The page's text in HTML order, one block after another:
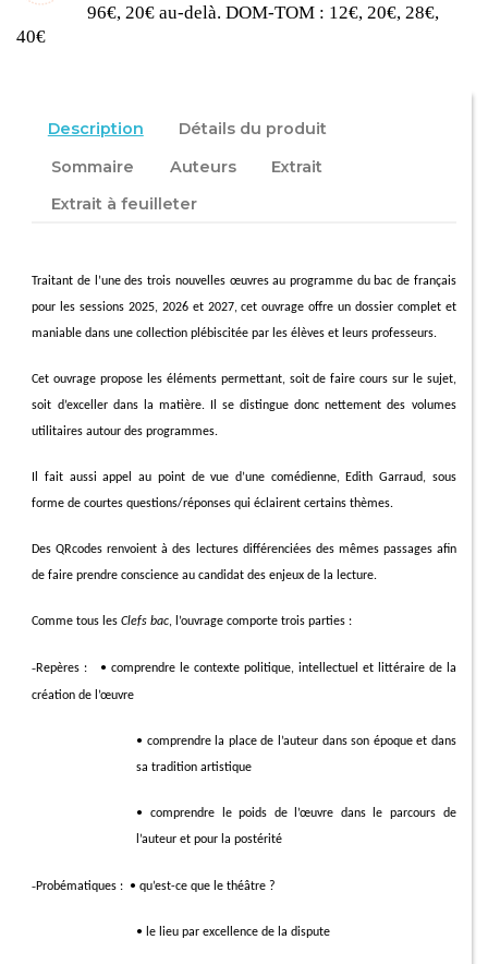
96€, 20€ au-delà. DOM-TOM : 12€, 20€, 28€,
40€
Description
Détails du produit
Sommaire
Auteurs
Extrait
Extrait à feuilleter
Traitant de l’une des trois nouvelles œuvres au programme du bac de français
pour les sessions 2025, 2026 et 2027, cet ouvrage offre un dossier complet et
maniable dans une collection plébiscitée par les élèves et leurs professeurs.
Cet ouvrage propose les éléments permettant, soit de faire cours sur le sujet,
soit d’exceller dans la matière. Il se distingue donc nettement des volumes
utilitaires autour des programmes.
Il fait aussi appel au point de vue d’une comédienne, Edith Garraud, sous
forme de courtes questions/réponses qui éclairent certains thèmes.
Des QRcodes renvoient à des lectures différenciées des mêmes passages afin
de faire prendre conscience au candidat des enjeux de la lecture.
Comme tous lesClefs bac, l’ouvrage comporte trois parties :
-Repères : • comprendre le contexte politique, intellectuel et littéraire de la
création de l’œuvre
• comprendre la place de l’auteur dans son époque et dans
sa tradition artistique
• comprendre le poids de l’œuvre dans le parcours de
l’auteur et pour la postérité
-Probématiques : • qu’est-ce que le théâtre ?
• le lieu par excellence de la dispute